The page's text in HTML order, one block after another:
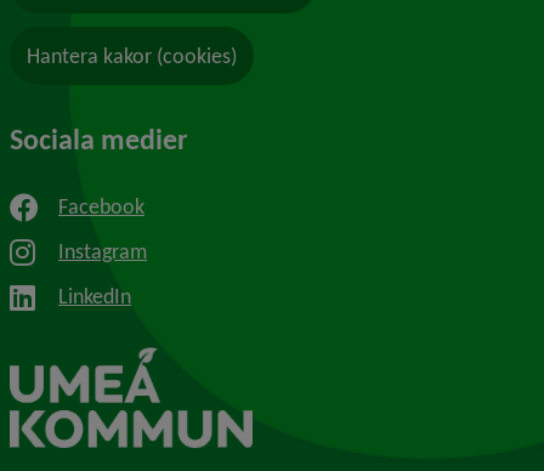
Hantera kakor (cookies)
Sociala medier
Facebook
Instagram
LinkedIn